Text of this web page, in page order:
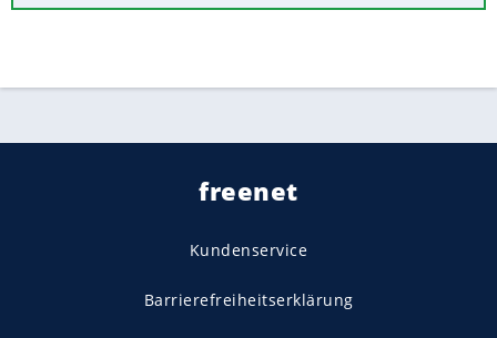
freenet
Kundenservice
Barrierefreiheitserklärung